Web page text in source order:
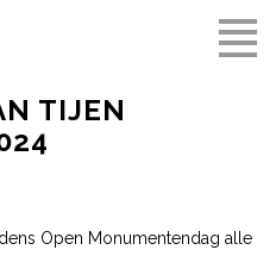
TIJEN
Open Monumentendag alle